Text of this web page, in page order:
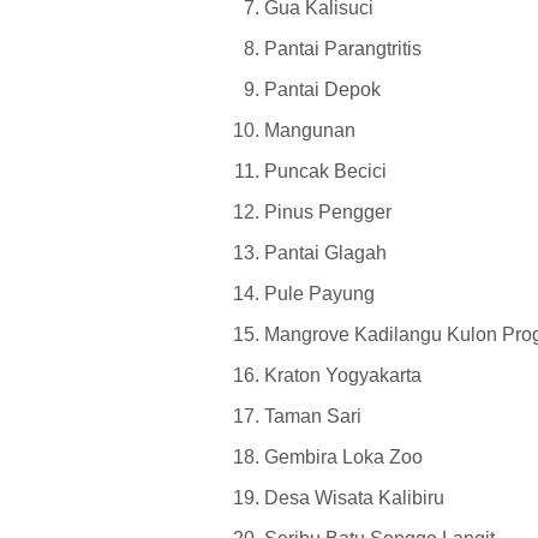
Gua Kalisuci
Pantai Parangtritis
Pantai Depok
Mangunan
Puncak Becici
Pinus Pengger
Pantai Glagah
Pule Payung
Mangrove Kadilangu Kulon
Kraton Yogyakarta
Taman Sari
Gembira Loka Zoo
Desa Wisata Kalibiru